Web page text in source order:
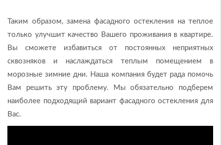
Таким образом, замена фасадного остекления на теплое
только улучшит качество Вашего проживания в квартире.
Вы сможете избавиться от постоянных неприятных
сквозняков и наслаждаться теплым помещением в
морозные зимние дни. Наша компания будет рада помочь
Вам решить эту проблему. Мы обязательно подберем
наиболее подходящий вариант фасадного остекления для
Вас.